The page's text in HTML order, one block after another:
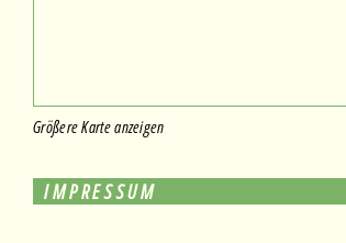
Größere Karte anzeigen
IMPRESSUM